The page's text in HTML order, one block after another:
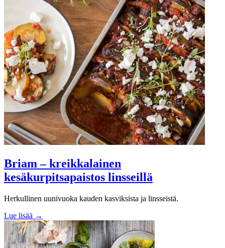
Briam – kreikkalainen
kesäkurpitsapaistos linsseillä
Herkullinen uunivuoka kauden kasviksista ja linsseistä.
Lue lisää →